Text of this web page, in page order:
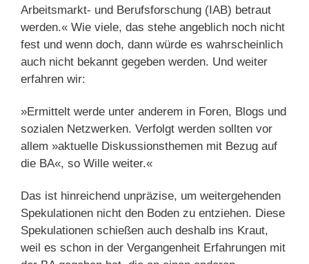
Arbeitsmarkt- und Berufsforschung (IAB) betraut
werden.« Wie viele, das stehe angeblich noch nicht
fest und wenn doch, dann würde es wahrscheinlich
auch nicht bekannt gegeben werden. Und weiter
erfahren wir:
»Ermittelt werde unter anderem in Foren, Blogs und
sozialen Netzwerken. Verfolgt werden sollten vor
allem »aktuelle Diskussionsthemen mit Bezug auf
die BA«, so Wille weiter.«
Das ist hinreichend unpräzise, um weitergehenden
Spekulationen nicht den Boden zu entziehen. Diese
Spekulationen schießen auch deshalb ins Kraut,
weil es schon in der Vergangenheit Erfahrungen mit